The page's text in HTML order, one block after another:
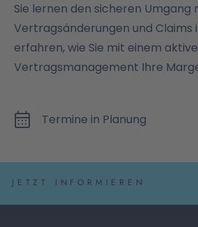
Sie lernen den sicheren Umgang
Vertragsänderungen und Claims
erfahren, wie Sie mit einem
Vertragsmanagement Ihre
Termine in Planung
JETZT INFORMIEREN